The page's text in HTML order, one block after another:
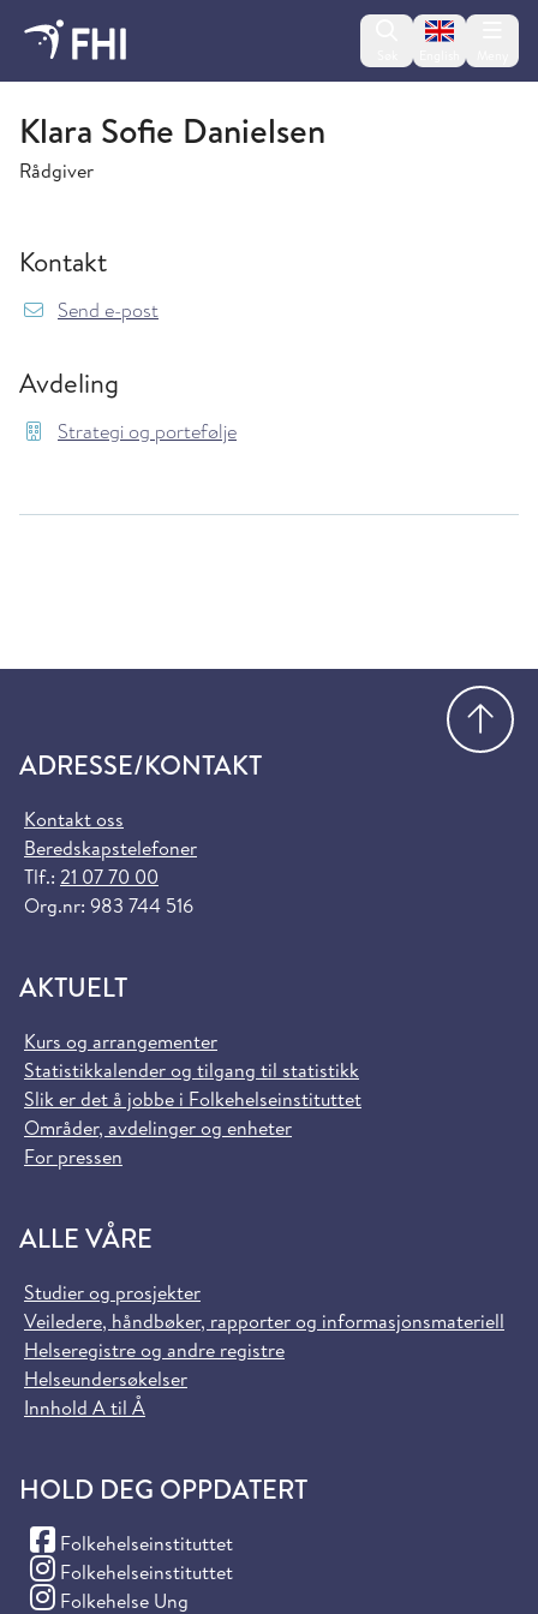
Change
Strategi og portefølje
Klara Sofie Danielsen
Rådgiver
Kontakt
Send e-post{model.translations.sendEmailTo}
Avdeling
Strategi og portefølje
ADRESSE/KONTAKT
Kontakt oss
Beredskapstelefoner
Tlf.: 21 07 70 00
Org.nr: 983 744 516
AKTUELT
Kurs og arrangementer
Statistikkalender og tilgang til statistikk
Slik er det å jobbe i Folkehelseinstituttet
Områder, avdelinger og enheter
For pressen
ALLE VÅRE
Studier og prosjekter
Veiledere, håndbøker, rapporter og informasjonsmateriell
Helseregistre og andre registre
Helseundersøkelser
Innhold A til Å
HOLD DEG OPPDATERT
Folkehelseinstituttet
(Facebook)
Folkehelseinstituttet
(Instagram)
Folkehelse Ung
(Instagram)